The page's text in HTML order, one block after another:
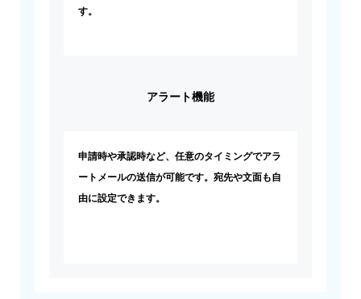
す。
アラート機能
申請時や承認時など、任意のタイミングでアラ
ートメールの送信が可能です。宛先や文面も自
由に設定できます。